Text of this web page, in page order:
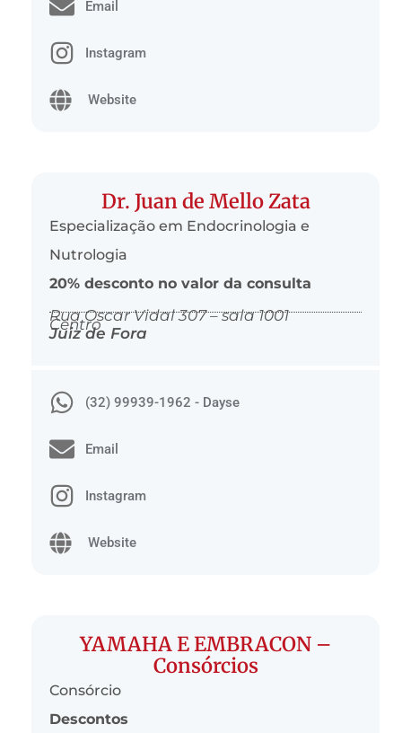
Email
Instagram
Website
Dr. Juan de Mello Zata
Especialização em Endocrinologia e
Nutrologia
20% desconto no valor da consulta
Rua Oscar Vidal 307 – sala 1001
Centro
Juiz de Fora
(32) 99939-1962 - Dayse
Email
Instagram
Website
YAMAHA E EMBRACON –
Consórcios
Consórcio
Descontos